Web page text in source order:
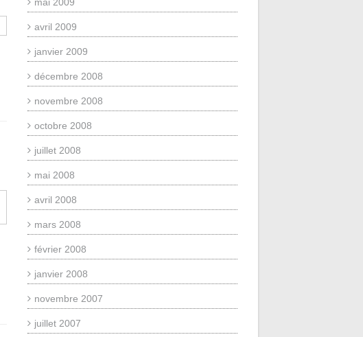
avril 2009
janvier 2009
décembre 2008
novembre 2008
octobre 2008
juillet 2008
mai 2008
avril 2008
mars 2008
février 2008
janvier 2008
novembre 2007
juillet 2007